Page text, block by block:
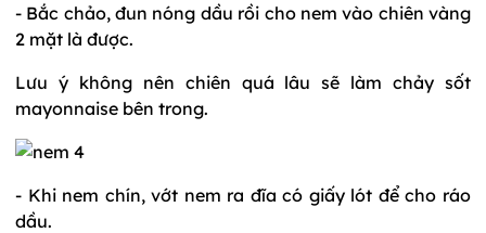
- Bắc chảo, đun nóng dầu rồi cho nem vào chiên vàng
2 mặt là được.
Lưu ý không nên chiên quá lâu sẽ làm chảy sốt
mayonnaise bên trong.
- Khi nem chín, vớt nem ra đĩa có giấy lót để cho ráo
dầu.